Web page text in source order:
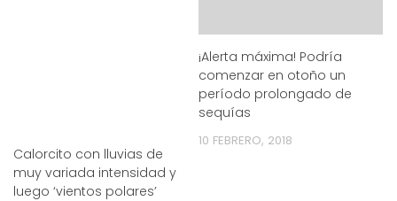
Calorcito con lluvias de
muy variada intensidad y
luego ‘vientos polares’
¡Alerta máxima! Podría
comenzar en otoño un
período prolongado de
sequías
10 FEBRERO, 2018